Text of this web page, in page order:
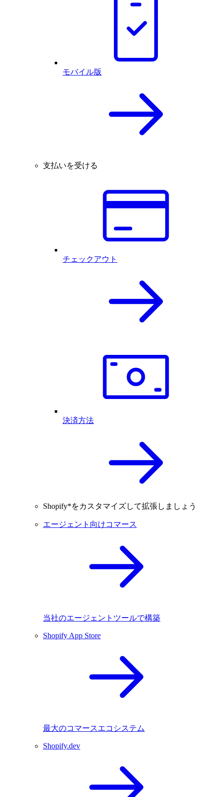
モバイル版
支払いを受ける
チェックアウト
決済方法
Shopify*をカスタマイズして拡張しましょう
エージェント向けコマース
当社のエージェントツールで構築
Shopify App Store
最大のコマースエコシステム
Shopify.dev